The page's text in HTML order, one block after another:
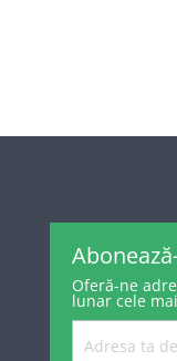
Oferă-ne
lunar cele